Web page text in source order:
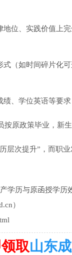
、实践价值上完
如时间碎片化可
学位英语等要求
政策毕业，新生
次提升”，而职业
学历与原函授学历
）
取山东